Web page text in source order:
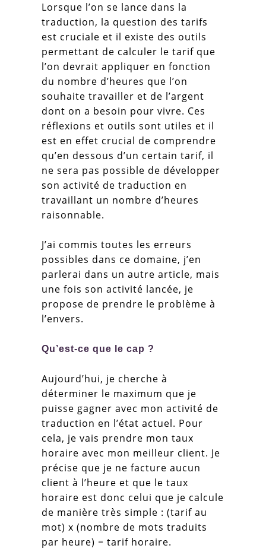
Lorsque l’on se lance dans la
traduction, la question des tarifs
est cruciale et il existe des outils
permettant de calculer le tarif que
l’on devrait appliquer en fonction
du nombre d’heures que l’on
souhaite travailler et de l’argent
dont on a besoin pour vivre. Ces
réflexions et outils sont utiles et il
est en effet crucial de comprendre
qu’en dessous d’un certain tarif, il
ne sera pas possible de développer
son activité de traduction en
travaillant un nombre d’heures
raisonnable.
J’ai commis toutes les erreurs
possibles dans ce domaine, j’en
parlerai dans un autre article, mais
une fois son activité lancée, je
propose de prendre le problème à
l’envers.
Qu’est-ce que le cap ?
Aujourd’hui, je cherche à
déterminer le maximum que je
puisse gagner avec mon activité de
traduction en l’état actuel. Pour
cela, je vais prendre mon taux
horaire avec mon meilleur client. Je
précise que je ne facture aucun
client à l’heure et que le taux
horaire est donc celui que je calcule
de manière très simple : (tarif au
mot) x (nombre de mots traduits
par heure) = tarif horaire.